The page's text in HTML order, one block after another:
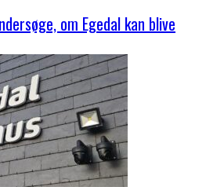
om Egedal kan blive